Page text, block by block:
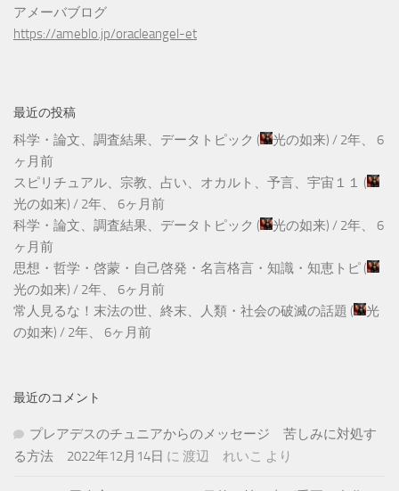
アメーバブログ
https://ameblo.jp/oracleangel-et
最近の投稿
科学・論文、調査結果、データトピック ( 光の如来) / 2年、 6
ヶ月前
スピリチュアル、宗教、占い、オカルト、予言、宇宙１１ (
光の如来) / 2年、 6ヶ月前
科学・論文、調査結果、データトピック ( 光の如来) / 2年、 6
ヶ月前
思想・哲学・啓蒙・自己啓発・名言格言・知識・知恵トピ (
光の如来) / 2年、 6ヶ月前
常人見るな！末法の世、終末、人類・社会の破滅の話題 (
光
の如来) / 2年、 6ヶ月前
最近のコメント
プレアデスのチュニアからのメッセージ 苦しみに対処す
る方法 2022年12月14日 に 渡辺 れいこ より